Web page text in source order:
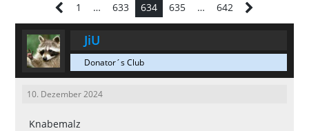
1 … 633 634 635 … 642
JiU
Donator´s Club
10. Dezember 2024
Knabemalz